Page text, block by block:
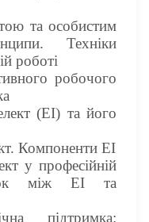
та особистим
Техніки
роботі
робочого
(ЕІ) та його
Компоненти EI
у професійній
між EI та
підтримка: